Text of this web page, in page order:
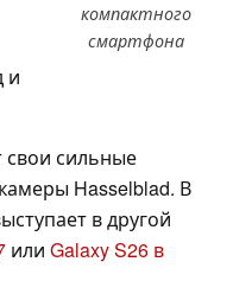
компактного
смартфона
и
свои сильные
Hasselblad. В
в другой
или Galaxy S26 в